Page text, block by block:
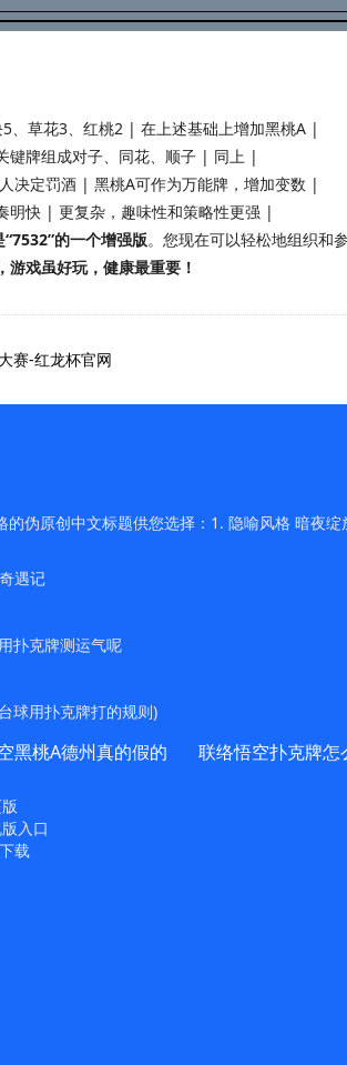
、草花3、红桃2 | 在上述基础上增加黑桃A |
键牌组成对子、同花、顺子 | 同上 |
决定罚酒 | 黑桃A可作为万能牌，增加变数 |
明快 | 更复杂，趣味性和策略性更强 |
“7532”的一个增强版。您现在可以轻松地组织和
游戏虽好玩，健康最重要！
赛-红龙杯官网
的伪原创中文标题供您选择：1. 隐喻风格 暗夜
遇记
扑克牌测运气呢
球用扑克牌打的规则)
黑桃A德州真的假的 联络悟空扑克牌怎
入口
载